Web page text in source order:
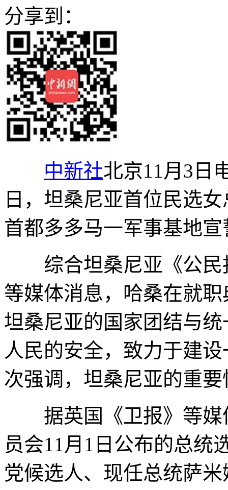
分享到：
中新社北京11月3日
日，坦桑尼亚首位民选
首都多多马一军事基地
综合坦桑尼亚《公民
等媒体消息，哈桑在就
坦桑尼亚的国家团结与
人民的安全，致力于建
次强调，坦桑尼亚的重
据英国《卫报》等媒
员会11月1日公布的总统
党候选人、现任总统萨米